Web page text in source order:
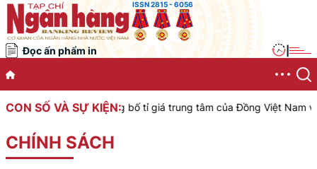
ISSN 2815 - 6056
Đọc ấn phẩm in
CON SỐ VÀ SỰ KIỆN:
Nam công bố tỉ giá trung tâm của Đồng Việt Nam với Đô la
CHÍNH SÁCH